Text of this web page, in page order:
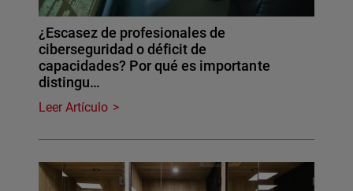
¿Escasez de profesionales de
ciberseguridad o déficit de
capacidades? Por qué es importante
distingu…
Leer Artículo